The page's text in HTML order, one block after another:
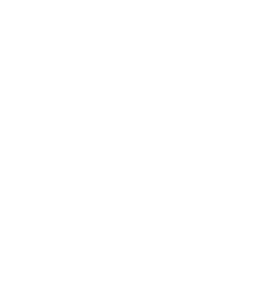
una rete
necessaria per indirizzare
per filiali diverse. In
le ultime cifre. Se il
la banca ricevente deve
la tua banca e chiedi